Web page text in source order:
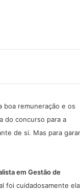
boa remuneração e os
do concurso para a
de si. Mas para
em Gestão de
foi cuidadosamente